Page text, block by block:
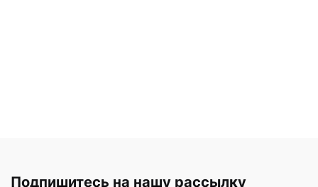
Подпишитесь на нашу рассылку